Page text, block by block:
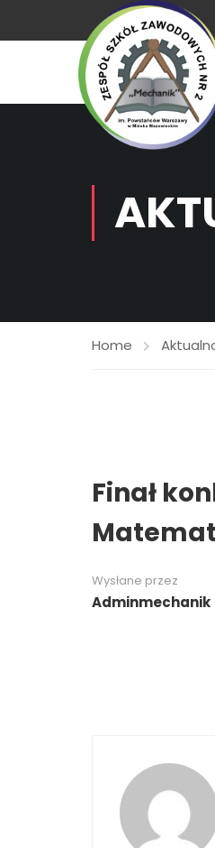
Home
Finał
Wysłane przez
Adminmechanik